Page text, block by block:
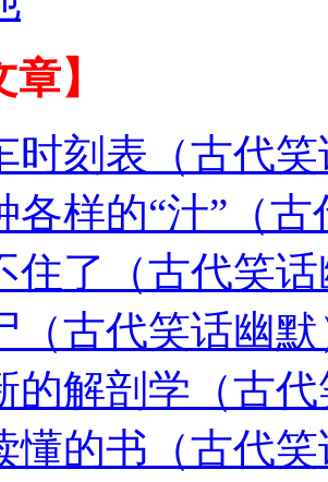
章】
时刻表（古代
各样的“汁”（
住了（古代笑
（古代笑话幽默
的解剖学（古
懂的书（古代